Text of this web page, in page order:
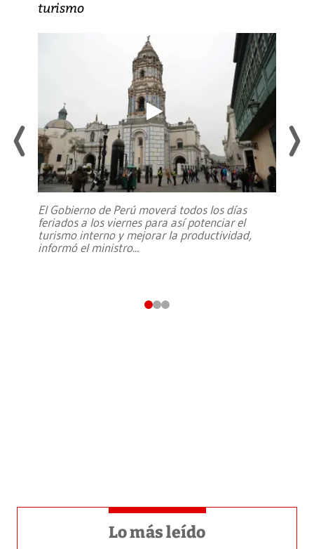
turismo
El Gobierno de Perú moverá todos los días
feriados a los viernes para así potenciar el
turismo interno y mejorar la productividad,
informó el ministro...
Lo más leído